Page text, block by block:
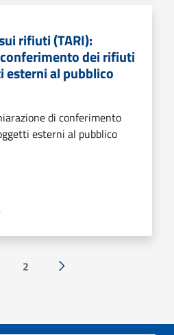
rifiuti (TARI):
dei rifiuti
esterni al pubblico
di conferimento
esterni al pubblico
2 Successiva »